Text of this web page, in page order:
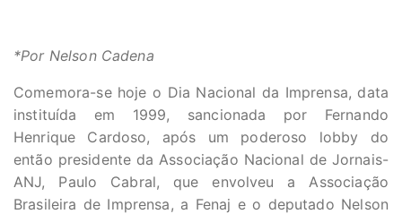
*Por Nelson Cadena
Comemora-se hoje o Dia Nacional da Imprensa, data
instituída em 1999, sancionada por Fernando
Henrique Cardoso, após um poderoso lobby do
então presidente da Associação Nacional de Jornais-
ANJ, Paulo Cabral, que envolveu a Associação
Brasileira de Imprensa, a Fenaj e o deputado Nelson